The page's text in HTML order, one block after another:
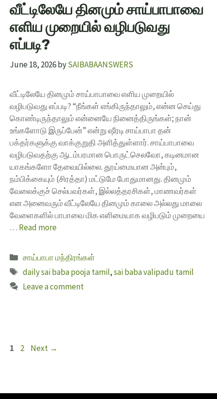
வீட்டிலேயே தினமும் சாய்பாபாவை
எளிய முறையில் வழிபடுவது
எப்படி?
June 18, 2026bySAIBABAANSWERS
வீட்டிலேயே தினமும் சாய்பாபாவை எளிய முறையில்
வழிபடுவது எப்படி? “நீங்கள் எங்கிருந்தாலும், என்ன செய்து
கொண்டிருந்தாலும் என்னையே நினைத்திருங்கள்; நான்
உங்களோடு இருப்பேன்” என்று ஷீரடி சாய்பாபா தன்
பக்தர்களுக்கு வாக்குறுதி அளித்துள்ளார். சாய்பாபாவை
வழிபடுவதற்கு ஆடம்பரமான பொருட்செலவோ, கடினமான
யாகங்களோ தேவையில்லை. தூய்மையான அன்பும்,
நம்பிக்கையும் (சிரத்தா) மட்டுமே போதுமானது. தினமும்
வேலைக்குச் செல்பவர்கள், இல்லத்தரசிகள், மாணவர்கள்
என அனைவரும் வீட்டிலேயே தினமும் காலை அல்லது மாலை
வேளைகளில் பாபாவை மிக எளிமையாக வழிபடும் முறையை
… Read more
சாய்பாபா மந்திரங்கள்
daily sai baba pooja tamil,sai baba valipadu tamil
Leave a comment
1 2 Next →